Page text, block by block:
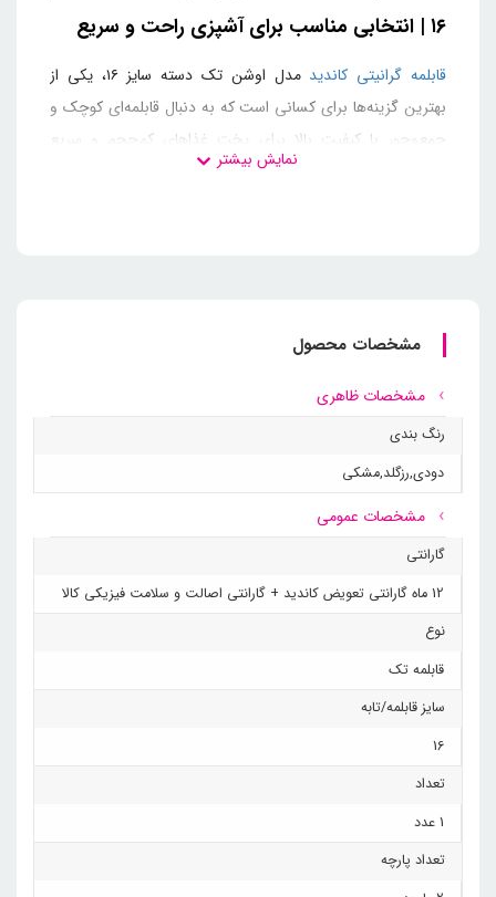
۱۶ | انتخابی مناسب برای آشپزی راحت و سریع
قابلمه گرانیتی کاندید
مدل اوشن تک دسته سایز ۱۶، یکی از
بهترین گزینه‌ها برای کسانی است که به دنبال قابلمه‌ای کوچک و
جمع‌وجور با کیفیت بالا برای پخت غذاهای کم‌حجم و سریع
هستند. این قابلمه با طراحی تک دسته و پوشش گرانیتی ضد
• پوشش گرانیتی ضد چسبندگی: قابلمه گرانیتی کاندید
پخت غذا را بدون نگرانی از چسبیدن غذا به کف قابلمه ممکن
می‌سازد و تمیز کردن آن را بسیار آسان می‌کند.
برای پخت غذاهایی مانند خورش‌های کم‌حجم، سوپ‌ها و
غذاهای یک نفره یا دو نفره مناسب است و به‌ویژه برای
خانواده‌های کوچک یا افراد مجرد ایده‌آل است.
یکنواخت حرارت در سطح قابلمه شده و به پخت بهتر غذا کمک
می‌کند، بدون اینکه از کیفیت آن کاسته شود.
• مقاومت بالا در برابر حرارت: قابلمه گرانیتی کاندید مدل
برای پخت غذاهای مختلف با حرارت زیاد استفاده کرد.
• دسته مقاوم و ایمن: دسته تک‌دسته قابلمه به‌گونه‌ای
طراحی شده است که هنگام جابجایی قابلمه، از سوختگی
مشخصات محصول
مشخصات ظاهری
رنگ بندی
دودی,رزگلد,مشکی
مشخصات عمومی
گارانتی
12 ماه گارانتی تعویض کاندید + گارانتی اصالت و سلامت فیزیکی کالا
نوع
قابلمه تک
سایز قابلمه/تابه
16
تعداد
1 عدد
تعداد پارچه